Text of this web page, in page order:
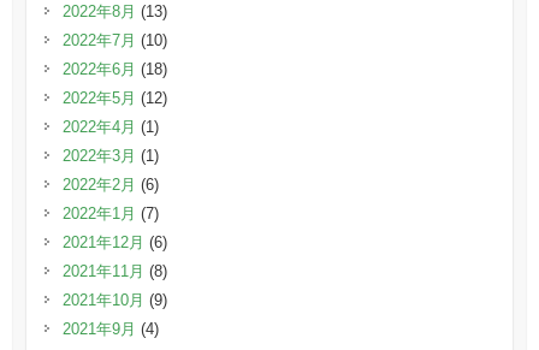
2022年8月 (13)
2022年7月 (10)
2022年6月 (18)
2022年5月 (12)
2022年4月 (1)
2022年3月 (1)
2022年2月 (6)
2022年1月 (7)
2021年12月 (6)
2021年11月 (8)
2021年10月 (9)
2021年9月 (4)